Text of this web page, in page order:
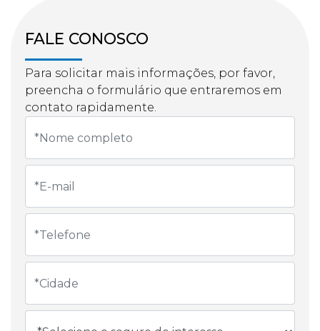
FALE CONOSCO
Para solicitar mais informações, por favor,
preencha o formulário que entraremos em
contato rapidamente.